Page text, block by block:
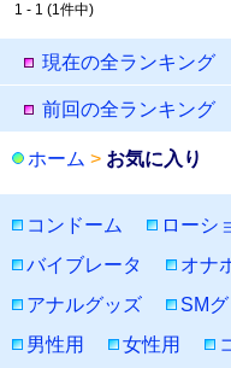
1 - 1 (1件中)
現在の全ランキング
前回の全ランキング
ホーム > お気に入り
コンドーム ローシ
バイブレータ
オナ
アナルグッズ
SM
男性用
女性用